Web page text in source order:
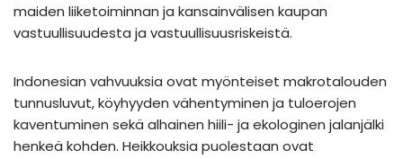
maiden liiketoiminnan ja kansainvälisen kaupan
vastuullisuudesta ja vastuullisuusriskeistä.
Indonesian vahvuuksia ovat myönteiset makrotalouden
tunnusluvut, köyhyyden vähentyminen ja tuloerojen
kaventuminen sekä alhainen hiili- ja ekologinen jalanjälki
henkeä kohden. Heikkouksia puolestaan ovat